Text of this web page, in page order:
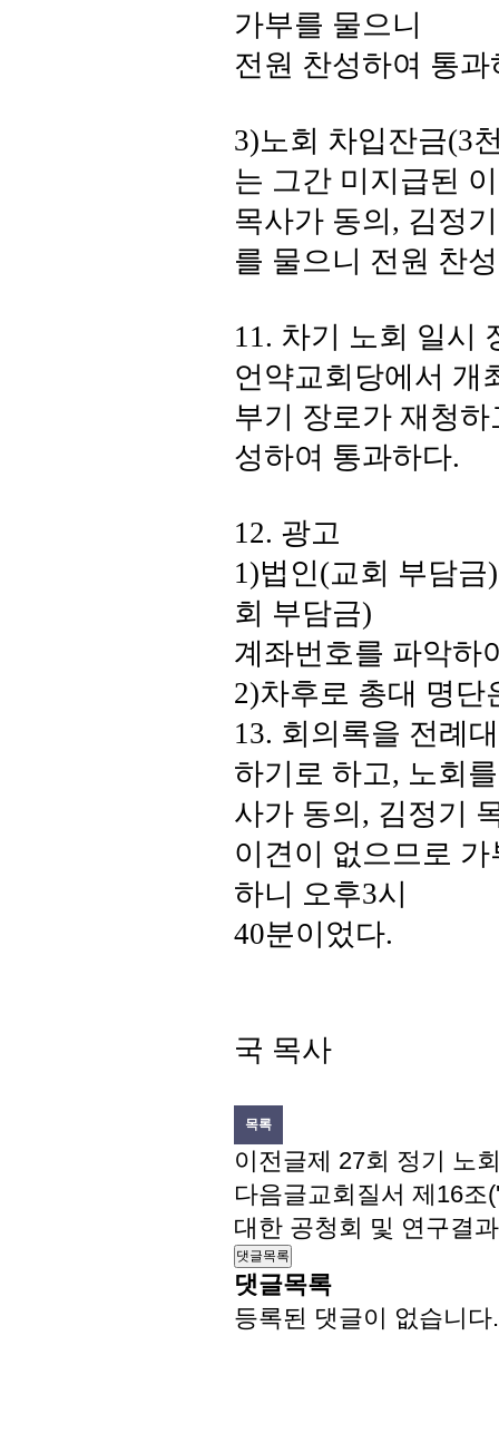
가부를 물으니
전원 찬성하여 통과
3)노회 차입잔금(3
는 그간 미지급된
목사가 동의 , 김정
를 물으니 전원 찬
11. 차기 노회 일시
언약교회당에서 개
부기 장로가 재청하
성하여 통과하다.
12. 광고
1)법인(교회 부담금
회 부담금)
계좌번호를 파악하
2)차후로 총대 명
13. 회의록을 전례
하기로 하고, 노회
사가 동의 , 김정기
이견이 없으므로
하니 오후3시
40분이었다.
국 목사
목록
이전글제 27회 정기 노
다음글교회질서 제16조
대한 공청회 및 연구결
댓글목록
댓글목록
등록된 댓글이 없습니다.